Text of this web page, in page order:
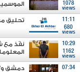
1078
views
11:11
680
views
تحليق
10:29
1162
views
نفّذ مع
07:34
دمشق